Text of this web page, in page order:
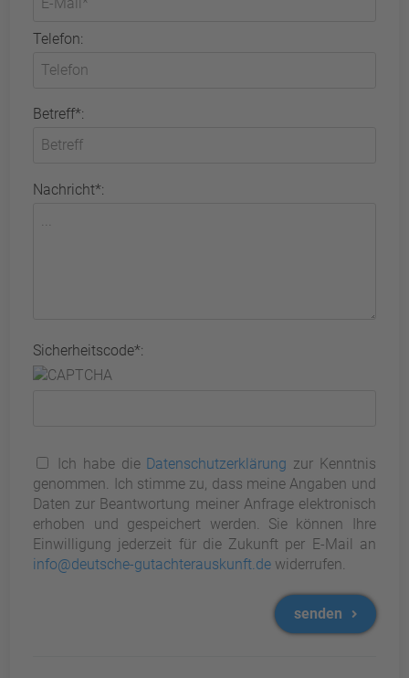
Telefon:
Betreff*:
Nachricht*:
Sicherheitscode*:
Ich habe die Datenschutzerklärung zur Kenntnis
genommen. Ich stimme zu, dass meine Angaben und
Daten zur Beantwortung meiner Anfrage elektronisch
erhoben und gespeichert werden. Sie können Ihre
Einwilligung jederzeit für die Zukunft per E-Mail an
info@deutsche-gutachterauskunft.de widerrufen.
senden